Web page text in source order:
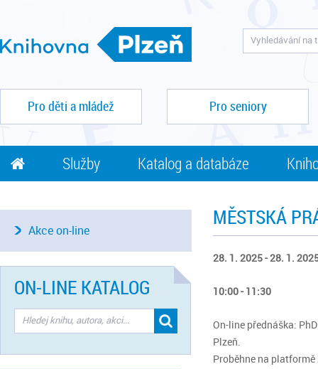
Pro děti a mládež Pro seniory
Služby Katalog a databáze
MĚSTSKÁ
28. 1. 2025 - 28. 1.
10:00 - 11:30
On-line přednáška:
Plzeň.
Proběhne na platformě
Akce on-line
ON-LINE KATALOG